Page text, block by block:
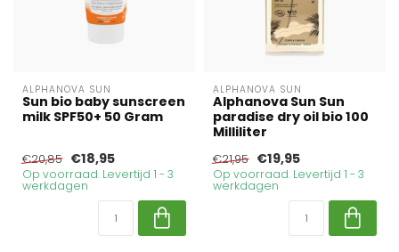
ALPHANOVA SUN
Sun bio baby sunscreen
milk SPF50+ 50 Gram
€20,85 €18,95
Op voorraad. Levertijd 1 - 3
werkdagen
ALPHANOVA SUN
Alphanova Sun Sun
paradise dry oil bio 100
Milliliter
€21,95 €19,95
Op voorraad. Levertijd 1 - 3
werkdagen